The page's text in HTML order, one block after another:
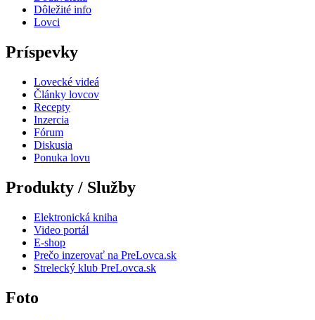
Dôležité info
Lovci
Príspevky
Lovecké videá
Články lovcov
Recepty
Inzercia
Fórum
Diskusia
Ponuka lovu
Produkty / Služby
Elektronická kniha
Video portál
E-shop
Prečo inzerovať na PreLovca.sk
Strelecký klub PreLovca.sk
Foto